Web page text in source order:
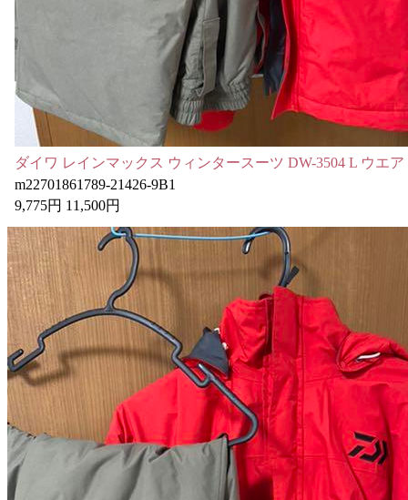
ダイワ レインマックス ウィンタースーツ DW-3504 L ウエア
m22701861789-21426-9B1
9,775円 11,500円